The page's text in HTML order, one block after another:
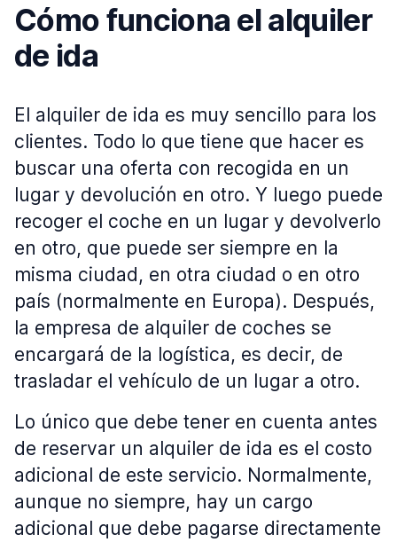
Cómo funciona el alquiler
de ida
El alquiler de ida es muy sencillo para los
clientes. Todo lo que tiene que hacer es
buscar una oferta con recogida en un
lugar y devolución en otro. Y luego puede
recoger el coche en un lugar y devolverlo
en otro, que puede ser siempre en la
misma ciudad, en otra ciudad o en otro
país (normalmente en Europa). Después,
la empresa de alquiler de coches se
encargará de la logística, es decir, de
trasladar el vehículo de un lugar a otro.
Lo único que debe tener en cuenta antes
de reservar un alquiler de ida es el costo
adicional de este servicio. Normalmente,
aunque no siempre, hay un cargo
adicional que debe pagarse directamente